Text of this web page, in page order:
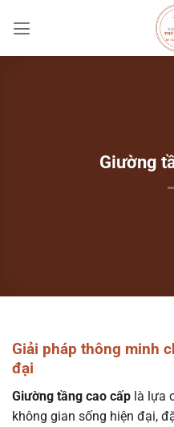
qua
Giường
Giải pháp thông minh
đại
Giường tầng cao cấp là lựa
không gian sống hiện đại,